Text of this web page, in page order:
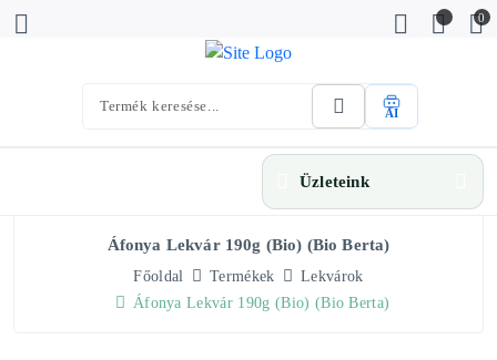
0
AI
Üzleteink
Áfonya Lekvár 190g (bio) (Bio Berta)
Főoldal Termékek
Lekvárok
Áfonya Lekvár 190g (bio) (Bio Berta)